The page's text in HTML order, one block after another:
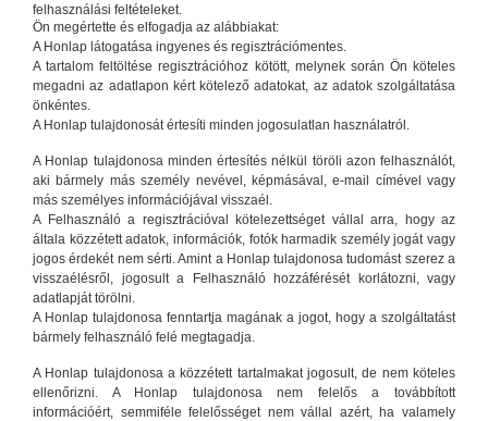
felhasználási feltételeket.
Ön megértette és elfogadja az alábbiakat:
A Honlap látogatása ingyenes és regisztrációmentes.
A tartalom feltöltése regisztrációhoz kötött, melynek során Ön köteles
megadni az adatlapon kért kötelező adatokat, az adatok szolgáltatása
önkéntes.
A Honlap tulajdonosát értesíti minden jogosulatlan használatról.
A Honlap tulajdonosa minden értesítés nélkül töröli azon felhasználót,
aki bármely más személy nevével, képmásával, e-mail címével vagy
más személyes információjával visszaél.
A Felhasználó a regisztrációval kötelezettséget vállal arra, hogy az
általa közzétett adatok, információk, fotók harmadik személy jogát vagy
jogos érdekét nem sérti. Amint a Honlap tulajdonosa tudomást szerez a
visszaélésről, jogosult a Felhasználó hozzáférését korlátozni, vagy
adatlapját törölni.
A Honlap tulajdonosa fenntartja magának a jogot, hogy a szolgáltatást
bármely felhasználó felé megtagadja.
A Honlap tulajdonosa a közzétett tartalmakat jogosult, de nem köteles
ellenőrizni. A Honlap tulajdonosa nem felelős a továbbított
információért, semmiféle felelősséget nem vállal azért, ha valamely